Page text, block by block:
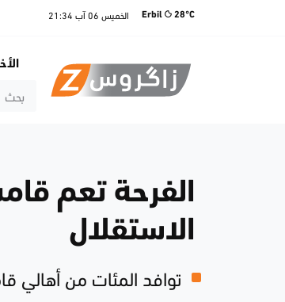
Erbil 28°C الخميس 06 آب 21:34
الفرحة تعم
الاستقلال
توافد المئات من أهالي